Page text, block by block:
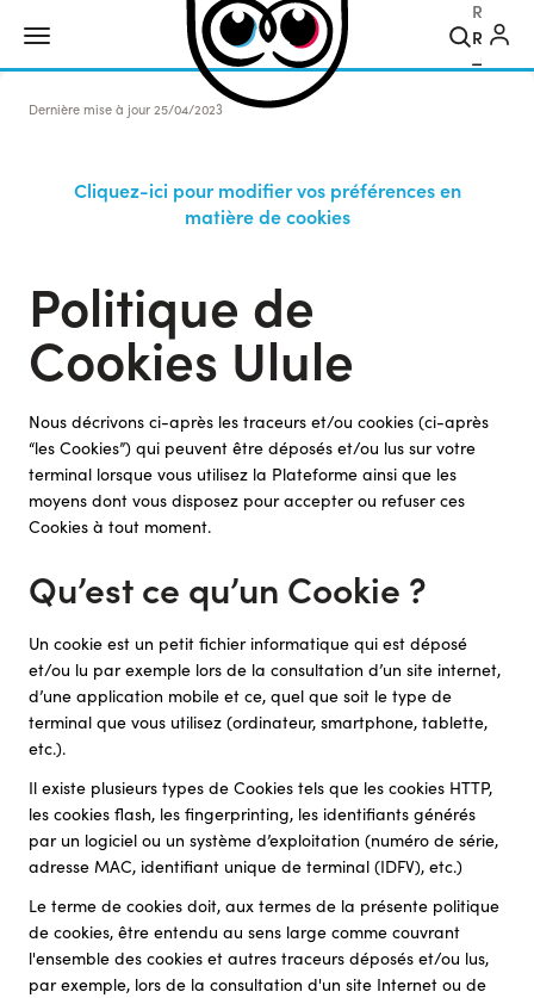
Dernière mise à jour 25/04/2023
Cliquez-ici pour modifier vos préférences en
matière de cookies
Politique de
Cookies Ulule
Nous décrivons ci-après les traceurs et/ou cookies (ci-après
“les Cookies”) qui peuvent être déposés et/ou lus sur votre
terminal lorsque vous utilisez la Plateforme ainsi que les
moyens dont vous disposez pour accepter ou refuser ces
Cookies à tout moment.
Qu’est ce qu’un Cookie ?
Un cookie est un petit fichier informatique qui est déposé
et/ou lu par exemple lors de la consultation d’un site internet,
d’une application mobile et ce, quel que soit le type de
terminal que vous utilisez (ordinateur, smartphone, tablette,
etc.).
Il existe plusieurs types de Cookies tels que les cookies HTTP,
les cookies flash, les fingerprinting, les identifiants générés
par un logiciel ou un système d’exploitation (numéro de série,
adresse MAC, identifiant unique de terminal (IDFV), etc.)
Le terme de cookies doit, aux termes de la présente politique
de cookies, être entendu au sens large comme couvrant
l'ensemble des cookies et autres traceurs déposés et/ou lus,
par exemple, lors de la consultation d'un site Internet ou de